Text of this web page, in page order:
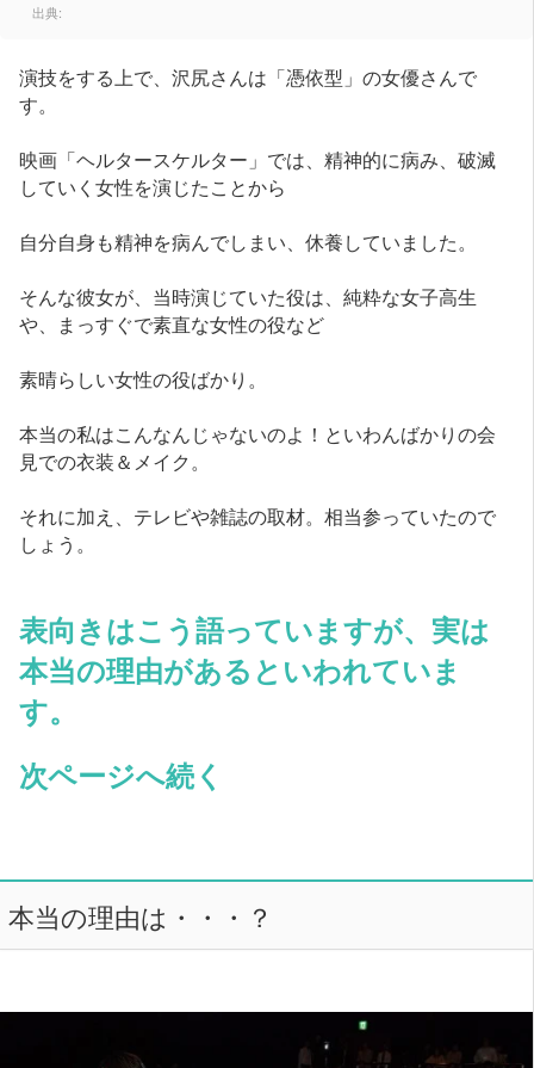
出典:
演技をする上で、沢尻さんは「憑依型」の女優さんで
す。
映画「ヘルタースケルター」では、精神的に病み、破滅
していく女性を演じたことから
自分自身も精神を病んでしまい、休養していました。
そんな彼女が、当時演じていた役は、純粋な女子高生
や、まっすぐで素直な女性の役など
素晴らしい女性の役ばかり。
本当の私はこんなんじゃないのよ！といわんばかりの会
見での衣装＆メイク。
それに加え、テレビや雑誌の取材。相当参っていたので
しょう。
表向きはこう語っていますが、実は
本当の理由があるといわれていま
す。
次ページへ続く
本当の理由は・・・？